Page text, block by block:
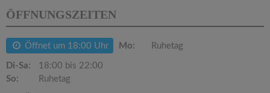
ÖFFNUNGSZEITEN
Öffnet um 18:00 Uhr Mo: Ruhetag
Di-Sa:
18:00 bis 22:00
So:
Ruhetag
a
t